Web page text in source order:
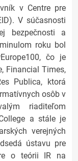
v Centre pre
V súčasnosti
bezpečnosti a
roku bol
čo je
Financial Times,
Publica, ktorá
osôb v
riaditeľom
a stále je
verejných
ústavu pre
o teórii IR na